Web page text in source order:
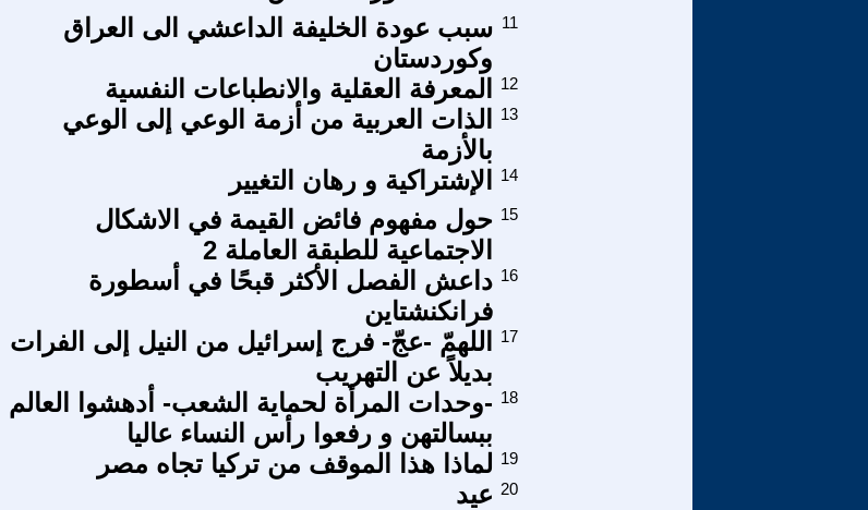
سبب عودة الخليفة الداعشي الى العراق
وكوردستان
11
المعرفة العقلية والانطباعات النفسية
12
الذات العربية من أزمة الوعي إلى الوعي
بالأزمة
13
الإشتراكية و رهان التغيير 14
حول مفهوم فائض القيمة في الاشكال
الاجتماعية للطبقة العاملة 2
15
داعش الفصل الأكثر قبحًا في أسطورة
فرانكنشتاين
16
اللهمّ -عجّ- فرج إسرائيل من النيل إلى الفرات
بديلاً عن التهريب
17
-وحدات المرأة لحماية الشعب- أدهشوا العالم
ببسالتهن و رفعوا رأس النساء عاليا
18
لماذا هذا الموقف من تركيا تجاه مصر 19
عيد 20